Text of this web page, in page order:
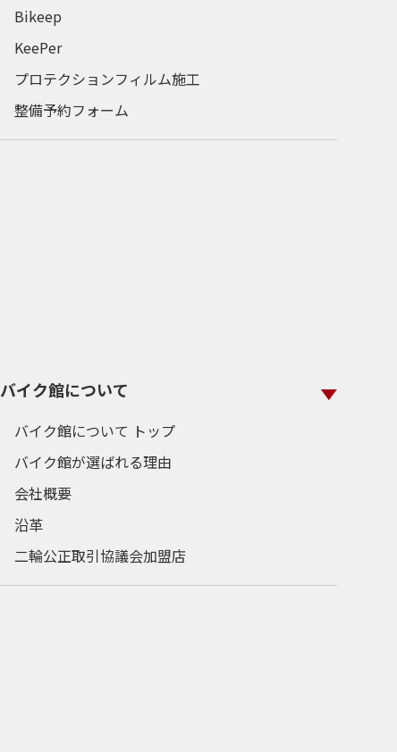
Bikeep
KeePer
プロテクションフィルム施工
整備予約フォーム
バイク館について
バイク館について トップ
バイク館が選ばれる理由
会社概要
沿革
二輪公正取引協議会加盟店